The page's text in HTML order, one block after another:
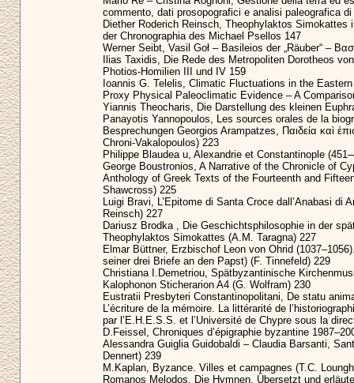
commento, dati prosopografici e analisi paleografica
Diether Roderich Reinsch, Theophylaktos
der Chronographia des Michael Psellos 147
Werner Seibt, Vasil Goł – Basileios der „Räuber“ –
Ilias Taxidis, Die Rede des Metropoliten Dorotheos
Photios-Homilien III und IV 159
Ioannis G. Telelis, Climatic Fluctuations in the
Proxy Physical Paleoclimatic Evidence – A
Yiannis Theocharis, Die Darstellung des kleinen
Panayotis Yannopoulos, Les sources orales de la
Besprechungen Georgios Arampatzes, Παιδεία καὶ
Chroni-Vakalopoulos) 223
Philippe Blaudea u, Alexandrie et Constantinople
George Boustronios, A Narrative of the Chronicle of
Anthology of Greek Texts of the Fourteenth and
Shawcross) 225
Luigi Bravi, L’Epitome di Santa Croce dall’Anabasi di
Reinsch) 227
Dariusz Brodka , Die Geschichtsphilosophie in der
Theophylaktos Simokattes (A.M. Taragna) 227
Elmar Büttner, Erzbischof Leon von Ohrid
seiner drei Briefe an den Papst) (F. Tinnefeld) 229
Christiana I.Demetriou, Spätbyzantinische
Kalophonon Sticherarion A4 (G. Wolfram) 230
Eustratii Presbyteri Constantinopolitani, De statu
L’écriture de la mémoire. La littérarité de
par l’E.H.E.S.S. et l’Université de Chypre sous la
D.Feissel, Chroniques d’épigraphie byzantine
Alessandra Guiglia Guidobaldi – Claudia Barsanti,
Dennert) 239
M.Kaplan, Byzance. Villes et campagnes (T.C.
Romanos Melodos, Die Hymnen. Übersetzt und